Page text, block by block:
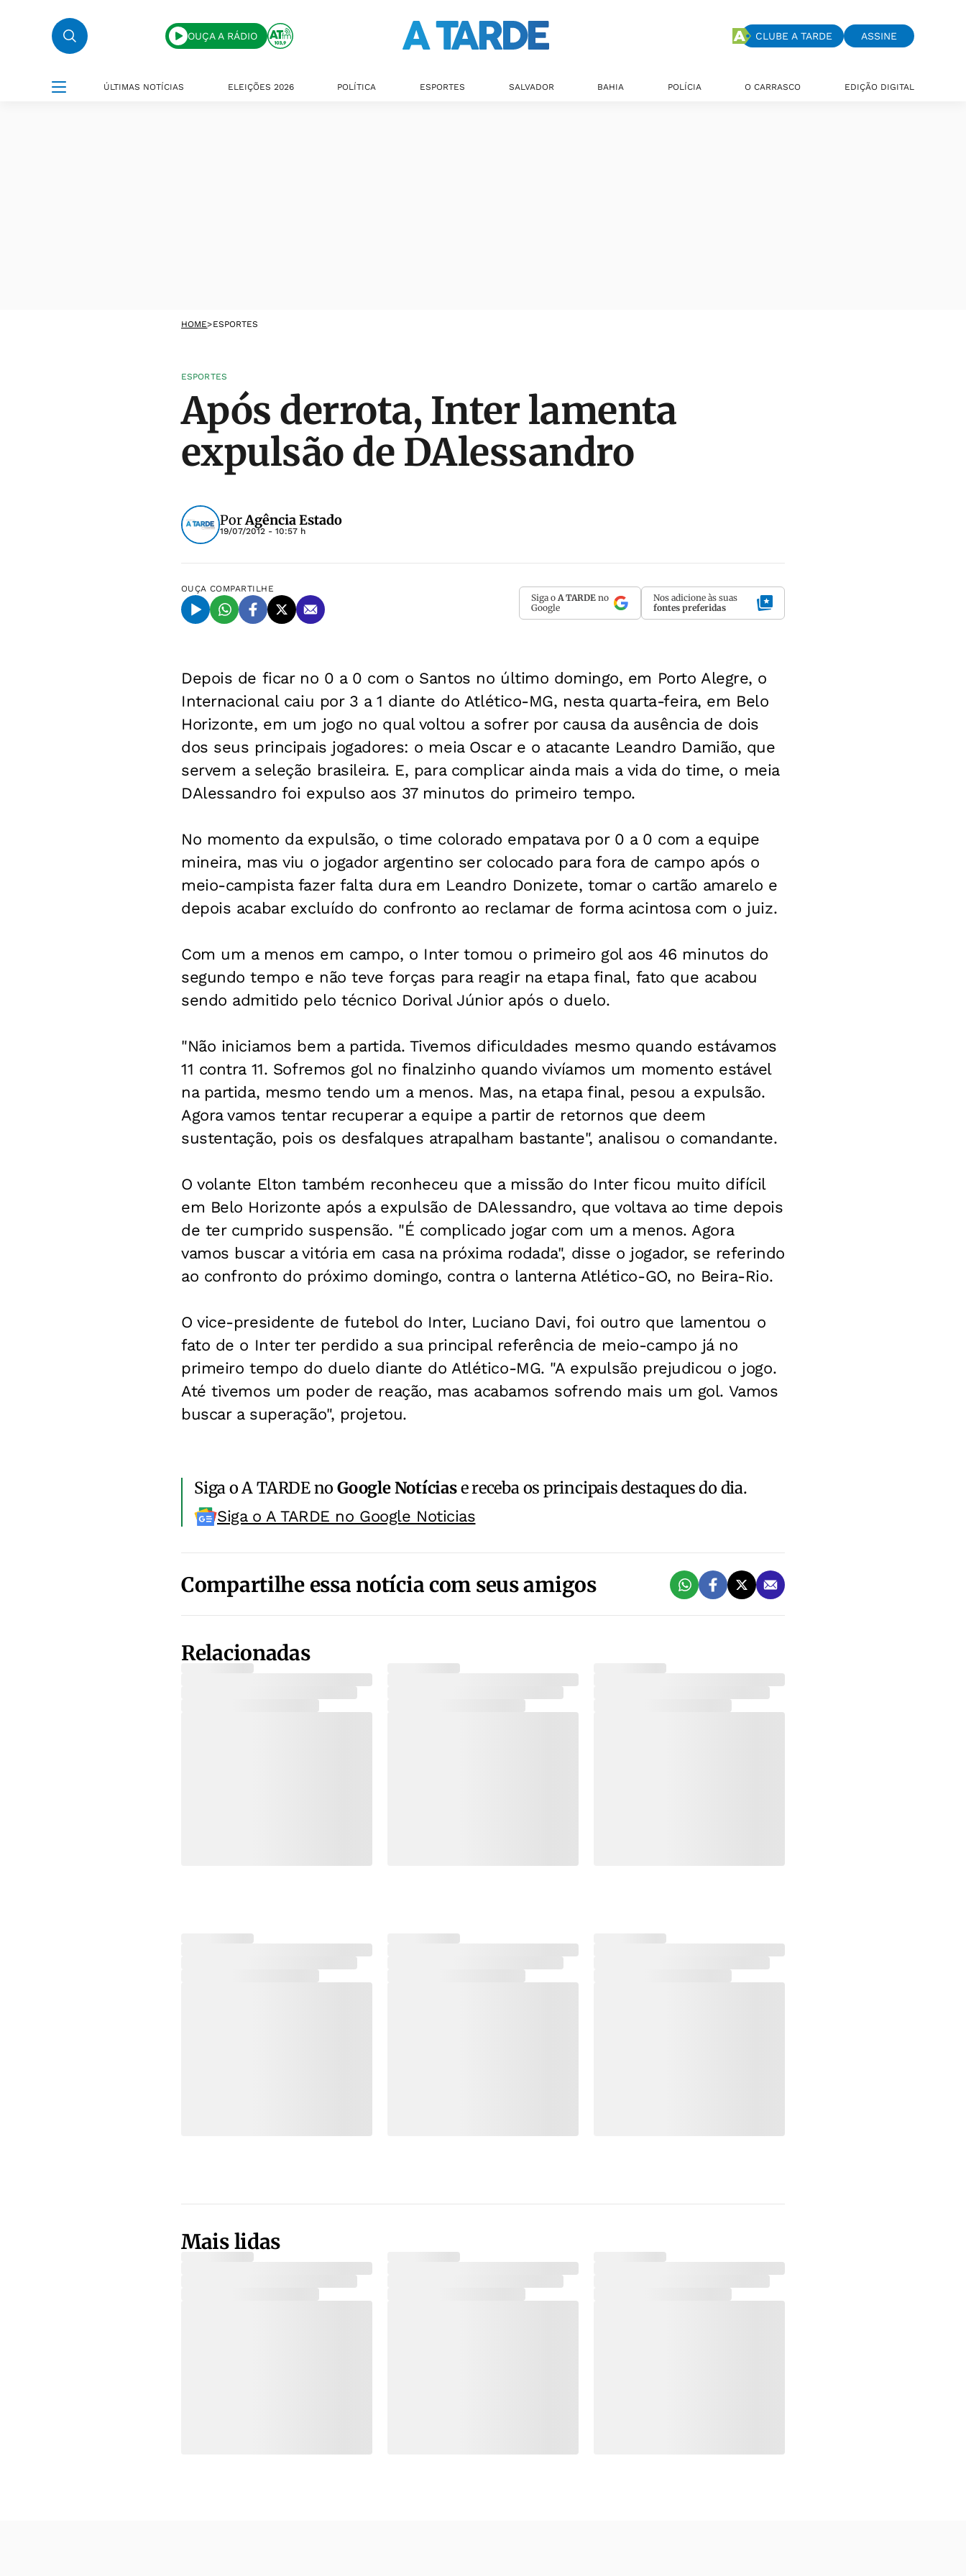
OUÇA A RÁDIO CLUBE A TARDE ASSINE
ÚLTIMAS NOTÍCIAS ELEIÇÕES 2026 POLÍTICA ESPORTES SALVADOR BAHIA POLÍCIA O CARRASCO EDIÇÃO DIGITAL
HOME>ESPORTES
ESPORTES
Após derrota, Inter lamenta
expulsão de DAlessandro
PorAgência Estado
19/07/2012 - 10:57 h
OUÇA COMPARTILHE
Siga o A TARDE no
Google
Nos adicione às suas
fontes preferidas
Depois de ficar no 0 a 0 com o Santos no último domingo, em Porto Alegre, o
Internacional caiu por 3 a 1 diante do Atlético-MG, nesta quarta-feira, em Belo
Horizonte, em um jogo no qual voltou a sofrer por causa da ausência de dois
dos seus principais jogadores: o meia Oscar e o atacante Leandro Damião, que
servem a seleção brasileira. E, para complicar ainda mais a vida do time, o meia
DAlessandro foi expulso aos 37 minutos do primeiro tempo.
No momento da expulsão, o time colorado empatava por 0 a 0 com a equipe
mineira, mas viu o jogador argentino ser colocado para fora de campo após o
meio-campista fazer falta dura em Leandro Donizete, tomar o cartão amarelo e
depois acabar excluído do confronto ao reclamar de forma acintosa com o juiz.
Com um a menos em campo, o Inter tomou o primeiro gol aos 46 minutos do
segundo tempo e não teve forças para reagir na etapa final, fato que acabou
sendo admitido pelo técnico Dorival Júnior após o duelo.
"Não iniciamos bem a partida. Tivemos dificuldades mesmo quando estávamos
11 contra 11. Sofremos gol no finalzinho quando vivíamos um momento estável
na partida, mesmo tendo um a menos. Mas, na etapa final, pesou a expulsão.
Agora vamos tentar recuperar a equipe a partir de retornos que deem
sustentação, pois os desfalques atrapalham bastante", analisou o comandante.
O volante Elton também reconheceu que a missão do Inter ficou muito difícil
em Belo Horizonte após a expulsão de DAlessandro, que voltava ao time depois
de ter cumprido suspensão. "É complicado jogar com um a menos. Agora
vamos buscar a vitória em casa na próxima rodada", disse o jogador, se referindo
ao confronto do próximo domingo, contra o lanterna Atlético-GO, no Beira-Rio.
O vice-presidente de futebol do Inter, Luciano Davi, foi outro que lamentou o
fato de o Inter ter perdido a sua principal referência de meio-campo já no
primeiro tempo do duelo diante do Atlético-MG. "A expulsão prejudicou o jogo.
Até tivemos um poder de reação, mas acabamos sofrendo mais um gol. Vamos
buscar a superação", projetou.
Siga o A TARDE noGoogle Notíciase receba os principais destaques do dia.
Siga o A TARDE no Google Noticias
Compartilhe essa notícia com seus amigos
Relacionadas
Mais lidas